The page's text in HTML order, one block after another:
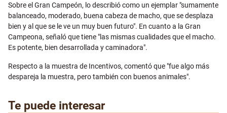
Sobre el Gran Campeón, lo describió como un ejemplar "sumamente
balanceado, moderado, buena cabeza de macho, que se desplaza
bien y al que se le ve un muy buen futuro". En cuanto a la Gran
Campeona, señaló que tiene "las mismas cualidades que el macho.
Es potente, bien desarrollada y caminadora".
Respecto a la muestra de Incentivos, comentó que "fue algo más
despareja la muestra, pero también con buenos animales".
Te puede interesar